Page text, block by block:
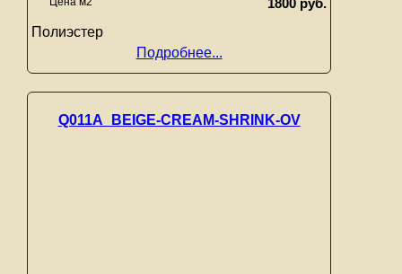
1800 руб.
Полиэстер
Подробнее...
Q011A_BEIGE-CREAM-SHRINK-OV